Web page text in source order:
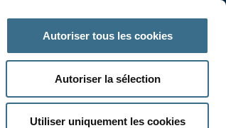
Autoriser tous les cookies
Autoriser la sélection
Utiliser uniquement les cookies